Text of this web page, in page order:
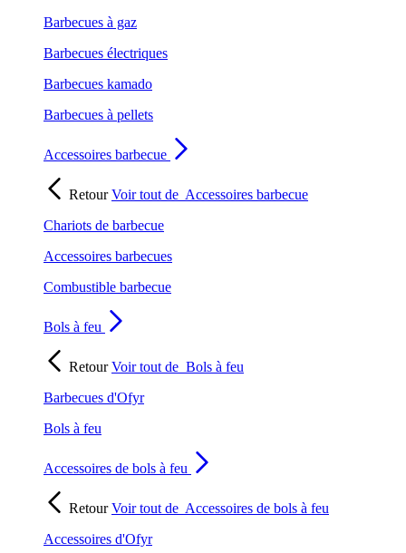
Barbecues à gaz
Barbecues électriques
Barbecues kamado
Barbecues à pellets
Accessoires barbecue
RetourVoir tout de Accessoires barbecue
Chariots de barbecue
Accessoires barbecues
Combustible barbecue
Bols à feu
RetourVoir tout de Bols à feu
Barbecues d'Ofyr
Bols à feu
Accessoires de bols à feu
RetourVoir tout de Accessoires de bols à feu
Accessoires d'Ofyr